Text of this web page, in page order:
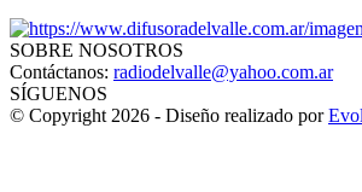
SOBRE NOSOTROS
Contáctanos: radiodelvalle@yahoo.com.ar
SÍGUENOS
© Copyright 2026 - Diseño realizado por